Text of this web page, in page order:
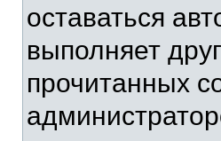
оставаться
выполняет
прочитанных